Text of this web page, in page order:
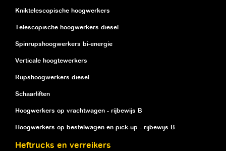
Kniktelescopische hoogwerkers
Telescopische hoogwerkers diesel
Spinrupshoogwerkers bi-energie
Verticale hoogtewerkers
Rupshoogwerkers diesel
Schaarliften
Hoogwerkers op vrachtwagen - rijbewijs B
Hoogwerkers op bestelwagen en pick-up - rijbewijs B
Heftrucks en verreikers